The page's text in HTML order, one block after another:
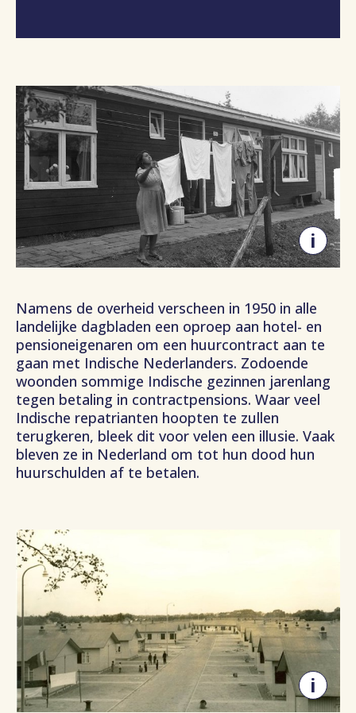
Sla afbeelding over
i
Namens de overheid verscheen in 1950 in alle
landelijke dagbladen een oproep aan hotel- en
pensioneigenaren om een huurcontract aan te
gaan met Indische Nederlanders. Zodoende
woonden sommige Indische gezinnen jarenlang
tegen betaling in contractpensions. Waar veel
Indische repatrianten hoopten te zullen
terugkeren, bleek dit voor velen een illusie. Vaak
bleven ze in Nederland om tot hun dood hun
huurschulden af te betalen.
Sla afbeelding over
i